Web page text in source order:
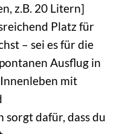
z.B. 20 Litern]
Platz für
– sei es für die
Ausflug in
mit
dafür, dass du